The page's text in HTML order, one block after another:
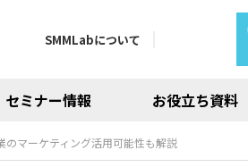
セミナー情報 お役立ち資料
SMMLabについて
のマーケティング活用可能性も解説